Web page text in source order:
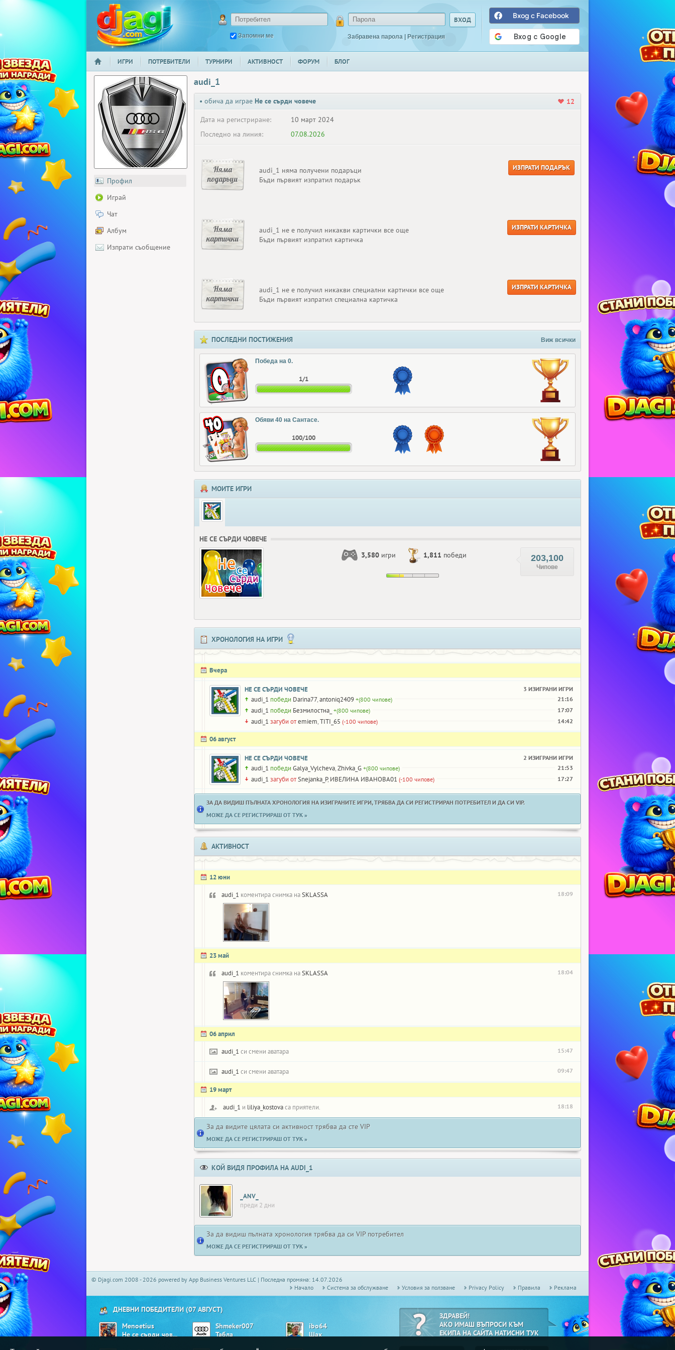
djagi.com
Запомни ме Забравена парола | Регистрация
Вход с Facebook
НАЧАЛО
ИГРИ ПОТРЕБИТЕЛИ ТУРНИРИ АКТИВНОСТ ФОРУМ БЛОГ
Профил
Играй
Чат
Албум
Изпрати съобщение
audi_1
• обича да играе Не се сърди човече
12
Дата на регистриране:
10 март 2024
Последно на линия:
07.08.2026
Няма
подаръци
audi_1 няма получени подаръци
Бъди първият изпратил подарък
ИЗПРАТИ ПОДАРЪК
Няма
картички
audi_1 не е получил никакви картички все още
Бъди първият изпратил картичка
ИЗПРАТИ КАРТИЧКА
Няма
картички
audi_1 не е получил никакви специални картички все още
Бъди първият изпратил специална картичка
ИЗПРАТИ КАРТИЧКА
ПОСЛЕДНИ ПОСТИЖЕНИЯ Виж всички
Победа на 0.
1/1
Обяви 40 на Сантасе.
100/100
МОИТЕ ИГРИ
НЕ СЕ СЪРДИ ЧОВЕЧЕ
3,580 игри 1,811 победи 203,100
Чипове
ХРОНОЛОГИЯ НА ИГРИ
Вчера
НЕ СЕ СЪРДИ ЧОВЕЧЕ 3 ИЗИГРАНИ ИГРИ
audi_1 победи Darina77,antoniq2409 +(800 чипове) 21:16
audi_1 победи Безмилостна_ +(800 чипове) 17:07
audi_1 загуби отemiem,TITI_65 (-100 чипове) 14:42
06 август
НЕ СЕ СЪРДИ ЧОВЕЧЕ 2 ИЗИГРАНИ ИГРИ
audi_1 победи Galya_Vylcheva,Zhivka_G +(800 чипове) 21:53
audi_1 загуби отSnejanka_P, ИВЕЛИНА ИВАНОВА01 (-100 чипове) 17:27
ЗА ДА ВИДИШ ПЪЛНАТА ХРОНОЛОГИЯ НА ИЗИГРАНИТЕ ИГРИ, ТРЯБВА ДА СИ РЕГИСТРИРАН ПОТРЕБИТЕЛ И ДА СИ VIP.
МОЖЕ ДА СЕ РЕГИСТРИРАШ ОТ ТУК »
АКТИВНОСТ
12 юни
audi_1 коментира снимка наSKLASSA 18:09
23 май
audi_1 коментира снимка наSKLASSA 18:04
06 април
audi_1 си смени аватара 15:47
audi_1 си смени аватара 09:47
19 март
audi_1 и liliya_kostovaса приятели. 18:18
За да видите цялата си активност трябва да сте VIP
МОЖЕ ДА СЕ РЕГИСТРИРАШ ОТ ТУК »
КОЙ ВИДЯ ПРОФИЛА НА AUDI_1
_ANV_
преди 2 дни
За да видиш пълната хронология трябва да си VIP потребител
МОЖЕ ДА СЕ РЕГИСТРИРАШ ОТ ТУК »
© Djagi.com 2008 - 2026 powered by App Business Ventures LLC | Последна промяна: 14.07.2026
Начало
Системa за обслужване Условия за ползване Privacy Policy Правила Реклама
ДНЕВНИ ПОБЕДИТЕЛИ (07 АВГУСТ)
Menoetius
Не се сърди човече
Shmeker007
Табла
ibo64
Шах
ЗДРАВЕЙ!
АКО ИМАШ ВЪПРОСИ КЪМ
ЕКИПА НА САЙТА НАТИСНИ ТУК